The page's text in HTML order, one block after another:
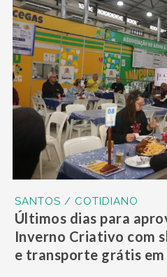
SANTOS / COTIDIANO
Últimos dias para
Inverno Criativo com
e transporte grátis em